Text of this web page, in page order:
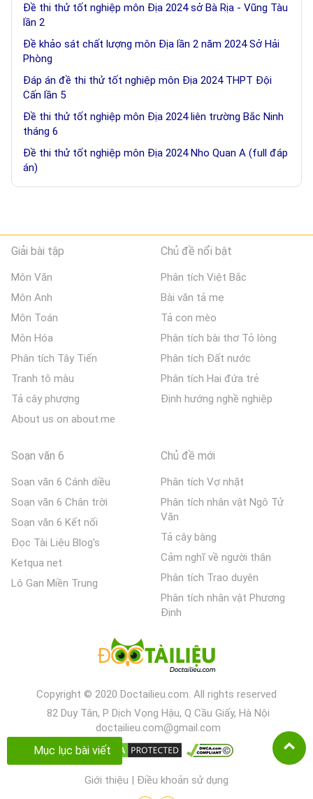
Mục lục bài viết
Đề thi thử tốt nghiệp môn Địa 2024 sở Bà Rịa - Vũng Tàu
lần 2
Đề khảo sát chất lượng môn Địa lần 2 năm 2024 Sở Hải
Phòng
Đáp án đề thi thử tốt nghiệp môn Địa 2024 THPT Đội
Cấn lần 5
Đề thi thử tốt nghiệp môn Địa 2024 liên trường Bắc Ninh
tháng 6
Đề thi thử tốt nghiệp môn Địa 2024 Nho Quan A (full đáp
án)
Giải bài tập
Môn Văn
Môn Anh
Môn Toán
Môn Hóa
Phân tích Tây Tiến
Tranh tô màu
Tả cây phượng
About us on about.me
Chủ đề nổi bật
Phân tích Việt Bắc
Bài văn tả mẹ
Tả con mèo
Phân tích bài thơ Tỏ lòng
Phân tích Đất nước
Phân tích Hai đứa trẻ
Định hướng nghề nghiệp
Soạn văn 6
Soạn văn 6 Cánh diều
Soạn văn 6 Chân trời
Soạn văn 6 Kết nối
Đọc Tài Liệu Blog's
Ketqua net
Lô Gan Miền Trung
Chủ đề mới
Phân tích Vợ nhặt
Phân tích nhân vật Ngô Tử
Văn
Tả cây bàng
Cảm nghĩ về người thân
Phân tích Trao duyên
Phân tích nhân vật Phương
Định
Copyright © 2020 Doctailieu.com. All rights reserved
82 Duy Tân, P Dịch Vọng Hậu, Q Cầu Giấy, Hà Nội
doctailieu.com@gmail.com
Giới thiệu | Điều khoản sử dụng